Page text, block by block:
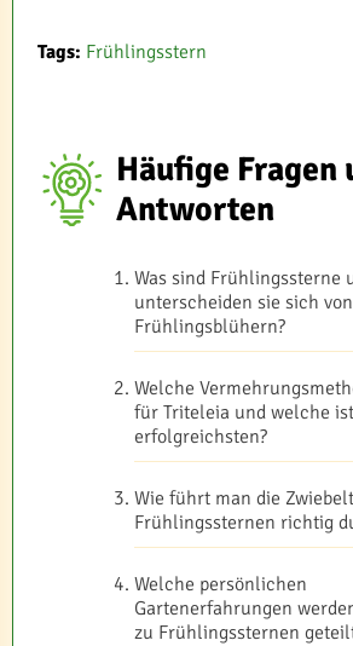
Tags: Frühlingsstern
Häufige Fragen
Antworten
Was sind Frühlingssterne
unterscheiden sie sich
Frühlingsblühern?
Welche
für Triteleia und welche
erfolgreichsten?
Wie führt man die
Frühlingssternen richtig
Welche persönlichen
Gartenerfahrungen
zu Frühlingssternen